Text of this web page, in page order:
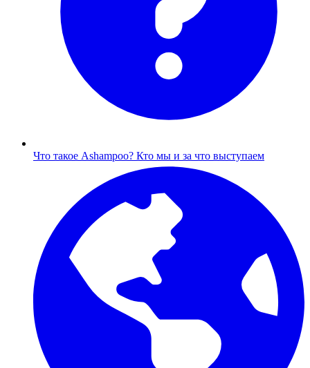
Что такое Ashampoo? Кто мы и за что выступаем